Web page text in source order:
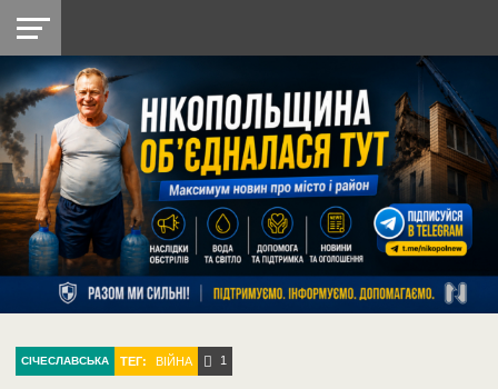
НІКОПОЛЬ
РАЙОН
СІЧЕСЛАВСЬКА
УКРАЇНА
РЕТРО
НІКОПОЛЬ
ЛАЙТ
УКРАЇНА
ДОПОМОГА
РАДІО
СІЧЕСЛАВСЬКА ТЕГ: ВІЙНА 1